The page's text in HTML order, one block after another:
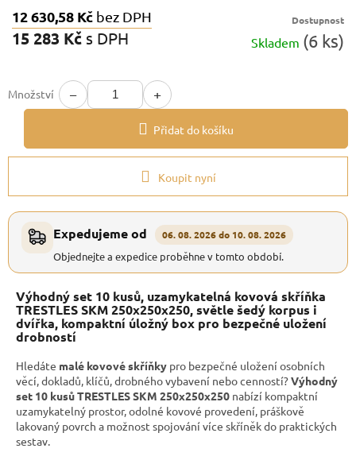
12 630,58 Kč bez DPH
15 283 Kč s DPH
Dostupnost
Skladem (6 ks)
Množství − +
Přidat do košíku
Koupit nyní
Expedujeme od 06. 08. 2026 do 10. 08. 2026
Objednejte a expedice proběhne v tomto období.
Výhodný set 10 kusů, uzamykatelná kovová skříňka
TRESTLES SKM 250x250x250, světle šedý korpus i
dvířka, kompaktní úložný box pro bezpečné uložení
drobností
Hledáte malé kovové skříňky pro bezpečné uložení osobních
věcí, dokladů, klíčů, drobného vybavení nebo cenností?Výhodný
set 10 kusů TRESTLES SKM 250x250x250 nabízí kompaktní
uzamykatelný prostor, odolné kovové provedení, práškově
lakovaný povrch a možnost spojování více skříněk do praktických
sestav.